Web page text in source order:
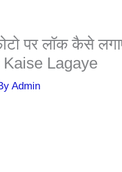
पर लॉक कैसे
Lagaye
Admin